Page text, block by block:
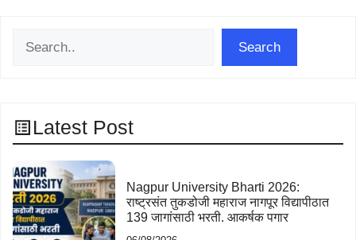
Search
Latest Post
Nagpur University Bharti 2026:
राष्ट्रसंत तुकडोजी महाराज नागपूर विद्यापीठात
139 जागांसाठी भरती. आकर्षक पगार